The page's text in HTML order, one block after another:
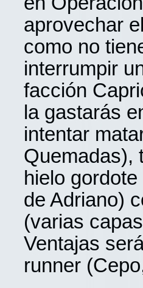
aprovechar
como no
interrumpir
facción
la gastarás
intentar
Quemadas),
hielo
de Adriano)
(varias
Ventajas
runner